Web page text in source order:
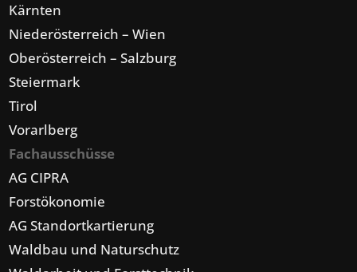
Kärnten
Niederösterreich – Wien
Oberösterreich – Salzburg
Steiermark
Tirol
Vorarlberg
Fachausschüsse
AG CIPRA
Forstökonomie
AG Standortkartierung
Waldbau und Naturschutz